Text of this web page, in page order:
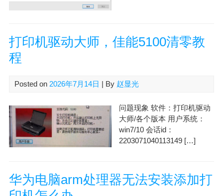
打印机驱动大师，佳能5100清零教
程
Posted on 2026年7月14日 | By 赵显光
问题现象 软件：打印机驱动
大师/各个版本 用户系统：
win7/10 会话id：
2203071040113149 […]
华为电脑arm处理器无法安装添加打